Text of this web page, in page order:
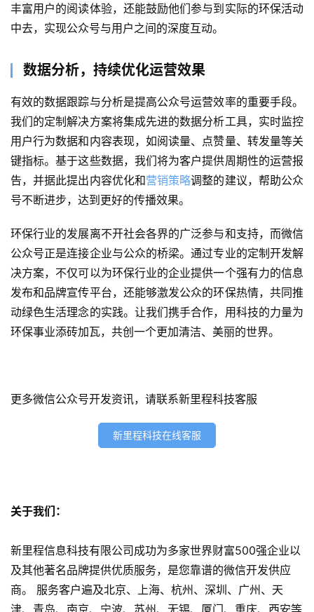
首
关
于
案
例
服
务
H
5
开
信
序
发
网
站
丰富用户的阅读体验，还能鼓励他们参与到实际的环保活动
中去，实现公众号与用户之间的深度互动。
数据分析，持续优化运营效果
有效的数据跟踪与分析是提高公众号运营效率的重要手段。
我们的定制解决方案将集成先进的数据分析工具，实时监控
用户行为数据和内容表现，如阅读量、点赞量、转发量等关
键指标。基于这些数据，我们将为客户提供周期性的运营报
告，并据此提出内容优化和营销策略调整的建议，帮助公众
号不断进步，达到更好的传播效果。
环保行业的发展离不开社会各界的广泛参与和支持，而微信
公众号正是连接企业与公众的桥梁。通过专业的定制开发解
决方案，不仅可以为环保行业的企业提供一个强有力的信息
发布和品牌宣传平台，还能够激发公众的环保热情，共同推
动绿色生活理念的实践。让我们携手合作，用科技的力量为
环保事业添砖加瓦，共创一个更加清洁、美丽的世界。
更多微信公众号开发资讯，请联系新里程科技客服
新里程科技在线客服
关于我们：
新里程信息科技有限公司成功为多家世界财富500强企业以
及其他著名品牌提供优质服务，是您靠谱的微信开发供应
商。 服务客户遍及北京、上海、杭州、深圳、广州、天
津、青岛、南京、宁波、苏州、无锡、厦门、重庆、西安等